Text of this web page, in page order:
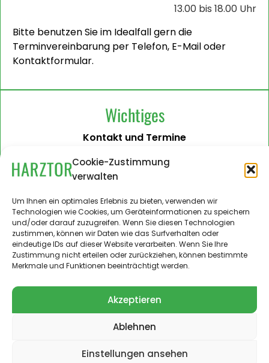
Cookie-Zustimmung
verwalten
Um Ihnen ein optimales Erlebnis zu bieten, verwenden wir
Technologien wie Cookies, um Geräteinformationen zu speichern
und/oder darauf zuzugreifen. Wenn Sie diesen Technologien
zustimmen, können wir Daten wie das Surfverhalten oder
eindeutige IDs auf dieser Website verarbeiten. Wenn Sie Ihre
Zustimmung nicht erteilen oder zurückziehen, können bestimmte
Merkmale und Funktionen beeinträchtigt werden.
Akzeptieren
Ablehnen
Einstellungen ansehen
13.00 bis 18.00 Uhr
Bitte benutzen Sie im Idealfall gern die
Terminvereinbarung per Telefon, E-Mail oder
Kontaktformular.
Wichtiges
Kontakt und Termine
Barrierefreiheit
Impressum
Datenschutzerklärung
Administration
Harztor.de als Web-App
auf
iPhone und Android
© 2024 – 2026 Landgemeinde Harztor. Alle Rechte
vorbehalten.